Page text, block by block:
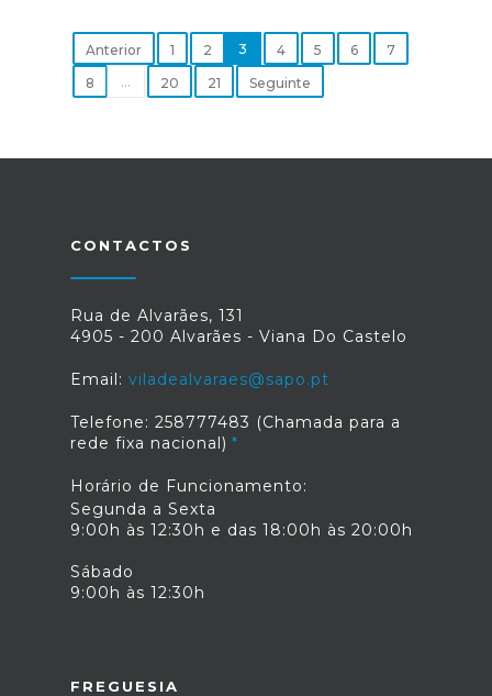
terreno se encontra dentro da faixa de
gestão de combustível consulte a
página http://www.cm-viana-
castelo.pt/pt/prevencao-de-incendios-
Anterior 1 2 3 4 5 6
7
8
... 20 21 Seguinte
CONTACTOS
Rua de Alvarães, 131
4905 - 200 Alvarães - Viana Do Castelo
Email: viladealvaraes@sapo.pt
Telefone: 258777483 (Chamada para a
rede fixa nacional)
Horário de Funcionamento:
Segunda a Sexta
9:00h às 12:30h e das 18:00h às 20:00h
Sábado
9:00h às 12:30h
FREGUESIA